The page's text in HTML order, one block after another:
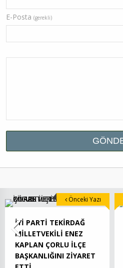
E-Posta (gerekli)
İYİ PARTİ TEKİRDAĞ
MİLLETVEKİLİ ENEZ
KAPLAN ÇORLU İLÇE
BAŞKANLIĞINI ZİYARET
Önceki Yazı